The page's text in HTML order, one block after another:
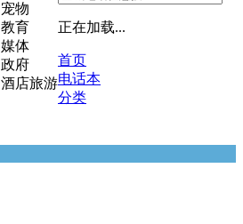
宠物
教育
媒体
政府
酒店旅游
正在加载...
首页
电话本
分类